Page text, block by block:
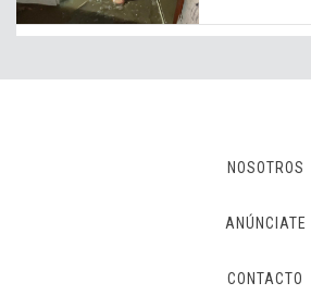
NOSOTROS
ANÚNCIATE
CONTACTO